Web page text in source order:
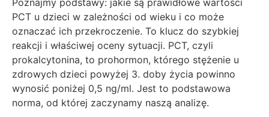
PCT u dzieci w zależności od wieku i co może
oznaczać ich przekroczenie. To klucz do szybkiej
reakcji i właściwej oceny sytuacji. PCT, czyli
prokalcytonina, to prohormon, którego stężenie u
zdrowych dzieci powyżej 3. doby życia powinno
wynosić poniżej 0,5 ng/ml. Jest to podstawowa
norma, od której zaczynamy naszą analizę.